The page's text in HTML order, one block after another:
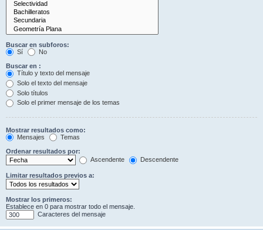
Buscar en subforos:
Sí
No
Buscar en :
Título y texto del mensaje
Solo el texto del mensaje
Solo títulos
Solo el primer mensaje de los temas
Mostrar resultados como:
Mensajes
Temas
Ordenar resultados por:
Ascendente
Descendente
Limitar resultados previos a:
Mostrar los primeros:
Establece en 0 para mostrar todo el mensaje.
Caracteres del mensaje